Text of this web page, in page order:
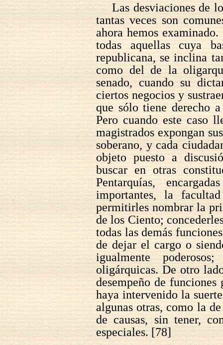
Las desviaciones de
tantas veces son
ahora hemos
todas aquellas cuya
republicana, se inclina
como del de la
senado, cuando su
ciertos negocios y
que sólo tiene derecho
Pero cuando este caso
magistrados expongan
soberano, y cada
objeto puesto a
buscar en otras
Pentarquías,
importantes, la
permitirles nombrar la
de los Ciento;
todas las demás
de dejar el cargo o
igualmente
oligárquicas. De otro
desempeño de
haya intervenido la
algunas otras, como la
de causas, sin tener,
especiales. [78]